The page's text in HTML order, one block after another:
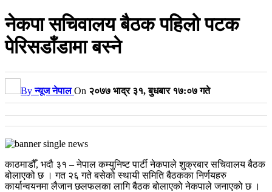
नेकपा सचिवालय बैठक पहिलो पटक
पेरिसडाँडामा बस्ने
Byन्यूज नेपाल On २०७७ भाद्र ३१, बुधबार १७:०७ गते
काठमाडौँ, भदौ ३१ – नेपाल कम्युनिष्ट पार्टी नेकपाले शुक्रबार सचिवालय बैठक
बोलाएको छ । गत २६ गते बसेको स्थायी समिति बैठकका निर्णयहरु
कार्यान्वयनमा लैजान छलफलका लागि बैठक बोलाएको नेकपाले जनाएको छ ।